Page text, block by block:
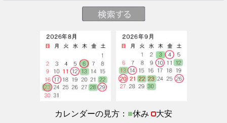
カレンダーの見方： ■休み 大安